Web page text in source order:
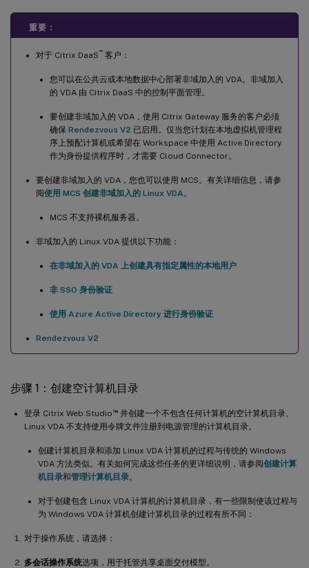
重要：
对于 Citrix DaaS ™ 客户：
您可以在公共云或本地数据中心部署非域加入的 VDA。非域加入
的 VDA 由 Citrix DaaS 中的控制平面管理。
要创建非域加入的 VDA，使用 Citrix Gateway 服务的客户必须
确保 Rendezvous V2 已启用。仅当您计划在本地虚拟机管理程
序上预配计算机或希望在 Workspace 中使用 Active Directory
作为身份提供程序时，才需要 Cloud Connector。
要创建非域加入的 VDA，您也可以使用 MCS。有关详细信息，请参
阅使用 MCS 创建非域加入的 Linux VDA 。
MCS 不支持裸机服务器。
非域加入的 Linux VDA 提供以下功能：
在非域加入的 VDA 上创建具有指定属性的本地用户
非 SSO 身份验证
使用 Azure Active Directory 进行身份验证
Rendezvous V2
步骤 1：创建空计算机目录
登录 Citrix Web Studio ™并创建一个不包含任何计算机的空计算机目录。
Linux VDA 不支持使用令牌文件注册到电源管理的计算机目录。
创建计算机目录和添加 Linux VDA 计算机的过程与传统的 Windows
VDA 方法类似。有关如何完成这些任务的更详细说明，请参阅创建计算
机目录和管理计算机目录。
对于创建包含 Linux VDA 计算机的计算机目录，有一些限制使该过程与
为 Windows VDA 计算机创建计算机目录的过程有所不同：
对于操作系统，请选择：
多会话操作系统选项，用于托管共享桌面交付模型。